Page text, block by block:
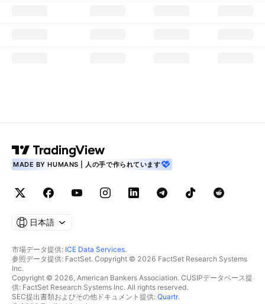
MADE BY HUMANS | 人の手で作られています
日本語
市場データ提供: ICE Data Services.
参照データ提供: FactSet. Copyright © 2026 FactSet Research Systems
Inc.
Copyright © 2026, American Bankers Association. CUSIPデータベース提
供: FactSet Research Systems Inc. All rights reserved.
SEC提出書類およびその他ドキュメント提供: Quartr.